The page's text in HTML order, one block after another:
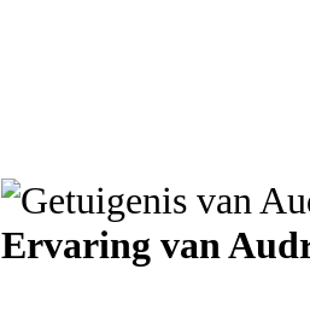
Ervaring van